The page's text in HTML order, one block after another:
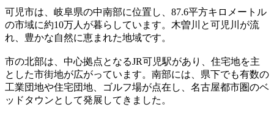
可児市は、岐阜県の中南部に位置し、87.6平方キロメートル
の市域に約10万人が暮らしています。木曽川と可児川が流
れ、豊かな自然に恵まれた地域です。
市の北部は、中心拠点となるJR可児駅があり、住宅地を主
とした市街地が広がっています。南部には、県下でも有数の
工業団地や住宅団地、ゴルフ場が点在し、名古屋都市圏のベ
ッドタウンとして発展してきました。